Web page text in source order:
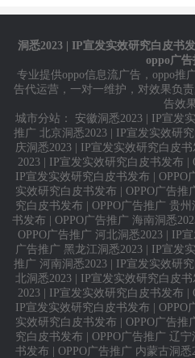
洞悉2023 | IP宣发实效研究白皮书
oppo广
专业提供oppo信息流广告 ， oppo推
告代运营 ，一对一维护，对效果负
告效
城市分站： 安徽洞悉2023 | IP宣发
推广 北京洞悉2023 | IP宣发实效研
庆洞悉2023 | IP宣发实效研究白皮
2023 | IP宣发实效研究白皮书发布 |
IP宣发实效研究白皮书发布 | OPPO
实效研究白皮书发布 | OPPO广告推
究白皮书发布 | OPPO广告推广 贵州
书发布 | OPPO广告推广 海南洞悉
OPPO广告推广 河北洞悉2023 | IP
广告推广 黑龙江洞悉2023 | IP宣发
推广 河南洞悉2023 | IP宣发实效研
北洞悉2023 | IP宣发实效研究白皮
2023 | IP宣发实效研究白皮书发布 |
IP宣发实效研究白皮书发布 | OPPO
实效研究白皮书发布 | OPPO广告推
究白皮书发布 | OPPO广告推广 辽宁
书发布 | OPPO广告推广 内蒙古洞悉